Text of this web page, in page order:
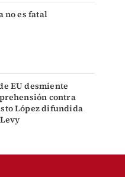
no es fatal
EU desmiente
contra
López difundida